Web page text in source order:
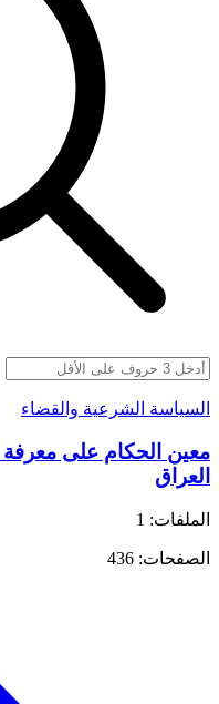
السياسة الشرعية والقضاء
معين الحكام على
العراق
الملفات: 1
الصفحات: 436